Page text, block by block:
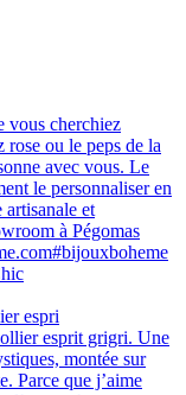
espri